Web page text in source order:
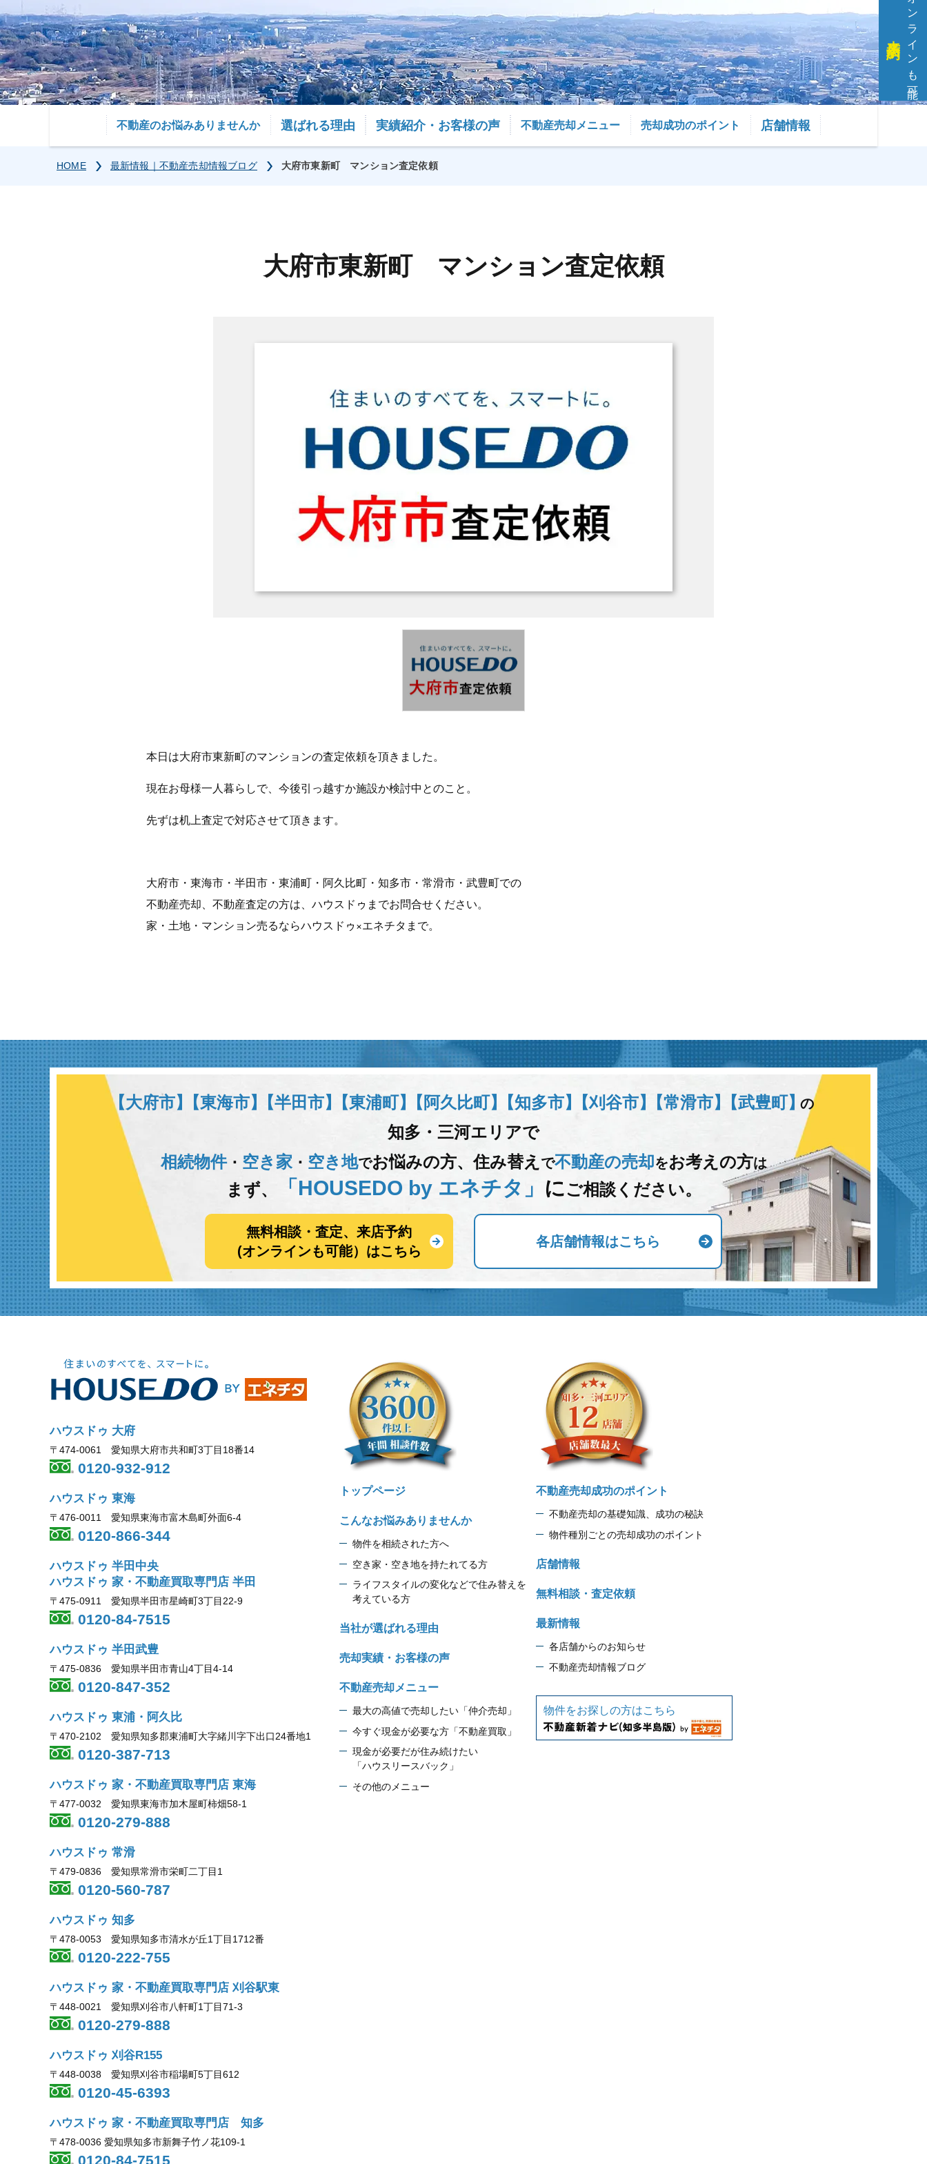
オンラインも可能
不動産のお悩みありませんか 選ばれる理由 実績紹介・お客様の声 不動産売却メニュー 売却成功のポイント 店舗情報
HOME 最新情報｜不動産売却情報ブログ 大府市東新町 マンション査定依頼
大府市東新町 マンション査定依頼
本日は大府市東新町のマンションの査定依頼を頂きました。
現在お母様一人暮らしで、今後引っ越すか施設か検討中とのこと。
先ずは机上査定で対応させて頂きます。
大府市・東海市・半田市・東浦町・阿久比町・知多市・常滑市・武豊町での
不動産売却、不動産査定の方は、ハウスドゥまでお問合せください。
家・土地・マンション売るならハウスドゥ×エネチタまで。
【大府市】 【東海市】 【半田市】 【東浦町】 【阿久比町】 【知多市】 【刈谷市】 【常滑市】 【武豊町】の
知多・三河エリアで
相続物件･ 空き家･ 空き地でお悩みの方、住み替え で不動産の売却をお考えの方は
まず、 「HOUSEDO by エネチタ」 にご相談ください。
無料相談・査定、来店予約
(オンラインも可能）はこちら
各店舗情報はこちら
ハウスドゥ 大府
〒474-0061 愛知県大府市共和町3丁目18番14
0120-932-912
ハウスドゥ 東海
〒476-0011 愛知県東海市富木島町外面6-4
0120-866-344
ハウスドゥ 半田中央
ハウスドゥ 家・不動産買取専門店 半田
〒475-0911 愛知県半田市星崎町3丁目22-9
0120-84-7515
ハウスドゥ 半田武豊
〒475-0836 愛知県半田市青山4丁目4-14
0120-847-352
ハウスドゥ 東浦・阿久比
〒470-2102 愛知県知多郡東浦町大字緒川字下出口24番地1
0120-387-713
ハウスドゥ 家・不動産買取専門店 東海
〒477-0032 愛知県東海市加木屋町柿畑58-1
0120-279-888
ハウスドゥ 常滑
〒479-0836 愛知県常滑市栄町二丁目1
0120-560-787
ハウスドゥ 知多
〒478-0053 愛知県知多市清水が丘1丁目1712番
0120-222-755
ハウスドゥ 家・不動産買取専門店 刈谷駅東
〒448-0021 愛知県刈谷市八軒町1丁目71-3
0120-279-888
ハウスドゥ 刈谷R155
〒448-0038 愛知県刈谷市稲場町5丁目612
0120-45-6393
ハウスドゥ 家・不動産買取専門店 知多
〒478-0036 愛知県知多市新舞子竹ノ花109-1
0120-84-7515
トップページ
こんなお悩みありませんか
物件を相続された方へ
空き家・空き地を持たれてる方
ライフスタイルの変化などで住み替えを
考えている方
当社が選ばれる理由
売却実績・お客様の声
不動産売却メニュー
最大の高値で売却したい「仲介売却」
今すぐ現金が必要な方「不動産買取」
現金が必要だが住み続けたい
「ハウスリースバック」
その他のメニュー
不動産売却成功のポイント
不動産売却の基礎知識、成功の秘訣
物件種別ごとの売却成功のポイント
店舗情報
無料相談・査定依頼
最新情報
各店舗からのお知らせ
不動産売却情報ブログ
物件をお探しの方はこちら